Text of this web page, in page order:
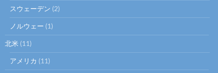
スウェーデン (2)
ノルウェー (1)
北米 (11)
アメリカ (11)